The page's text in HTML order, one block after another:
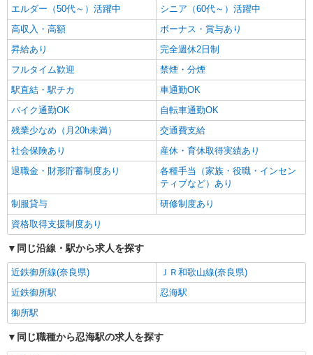
エルダー（50代～）活躍中
シニア（60代～）活躍中
高収入・高額
ボーナス・賞与あり
昇給あり
完全週休2日制
フルタイム歓迎
禁煙・分煙
駅直結・駅チカ
車通勤OK
バイク通勤OK
自転車通勤OK
残業少なめ（月20h未満）
交通費支給
社会保険あり
産休・育休取得実績あり
退職金・財形貯蓄制度あり
各種手当（家族・役職・インセン
ティブなど）あり
制服貸与
研修制度あり
資格取得支援制度あり
同じ沿線・駅から求人を探す
近鉄御所線(奈良県)
ＪＲ和歌山線(奈良県)
近鉄御所駅
忍海駅
御所駅
同じ職種から忍海駅の求人を探す